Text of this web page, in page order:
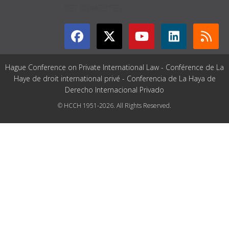
Hague Conference on Private International Law - Conférence de La
Haye de droit international privé - Conferencia de La Haya de
Derecho Internacional Privado
© HCCH 1951-2026. All Rights Reserved.